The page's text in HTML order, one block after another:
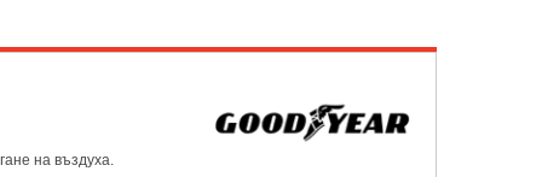
на въздуха.